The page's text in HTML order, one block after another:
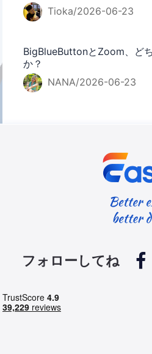
Tioka/2026-06-23
BigBlueButtonとZoom、ど
か？
NANA/2026-06-23
フォローしてね 